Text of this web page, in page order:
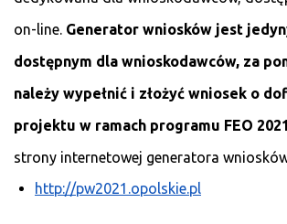
on-line. Generator wniosków jest
dostępnym dla wnioskodawców, za
należy wypełnić i złożyć wniosek o
projektu w ramach programu FEO
strony internetowej generatora
http://pw2021.opolskie.pl